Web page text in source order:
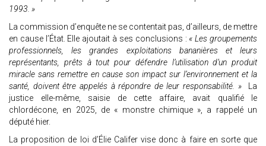
1993. »
La commission d’enquête ne se contentait pas, d’ailleurs, de mettre
en cause l’État. Elle ajoutait à ses conclusions : « Les groupements
professionnels, les grandes exploitations bananières et leurs
représentants, prêts à tout pour défendre l’utilisation d’un produit
miracle sans remettre en cause son impact sur l’environnement et la
santé, doivent être appelés à répondre de leur responsabilité. »
La
justice elle-même, saisie de cette affaire, avait qualifié le
chlordécone, en 2025, de « monstre chimique », a rappelé un
député hier.
La proposition de loi d’Élie Califer vise donc à faire en sorte que